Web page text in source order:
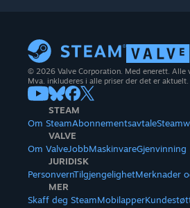
© 2026 Valve Corporation. Med enerett. Alle
Mva. inkluderes i alle priser der det er aktuelt.
STEAM
Om SteamAbonnementsavtale
VALVE
Om ValveJobbMaskinvareGjenvinning
JURIDISK
PersonvernTilgjengelighetMerknader
MER
Skaff deg SteamMobilapper